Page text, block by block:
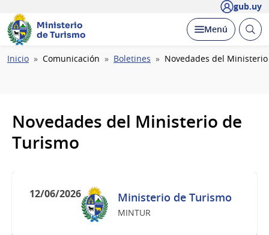
gub.uy
Ministerio
de Turismo
Desplegar
Menú Abrir
Ruta
Inicio Comunicación Boletines Novedades del
Novedades del Ministerio de
Turismo
12/06/2026 Ministerio de Turismo
MINTUR